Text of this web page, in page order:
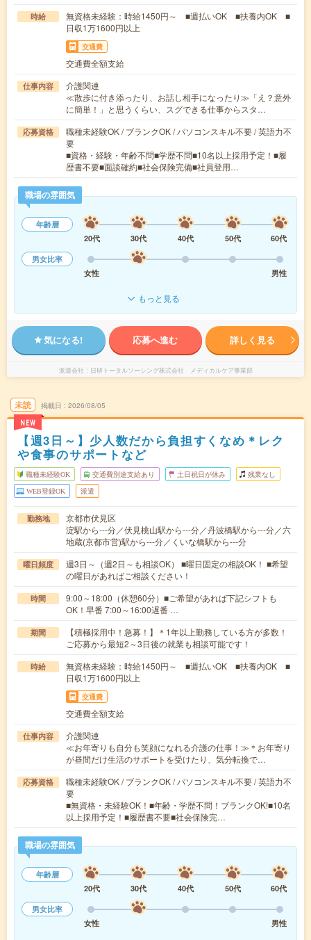
時給
無資格未経験：時給1450円～ ■週払いOK ■扶養内OK ■
日収1万1600円以上
交通費
交通費全額支給
仕事内容
介護関連
≪散歩に付き添ったり、お話し相手になったり≫「え？意外
に簡単！」と思うくらい、スグできる仕事からスタ…
応募資格
職種未経験OK / ブランクOK / パソコンスキル不要 / 英語力不
要
■資格・経験・年齢不問■学歴不問■10名以上採用予定！■履
歴書不要■面談確約■社会保険完備■社員登用…
職場の雰囲気
年齢層
20代
30代 40代 50代
60代
男女比率
女性
男性
もっと見る
気になる! 応募へ進む 詳しく見る
派遣会社 日研トータルソーシング株式会社 メディカルケア事業部
未読
NEW
掲載日 2026/08/05
【週3日～】少人数だから負担すくなめ＊レク
や食事のサポートなど
職種未経験OK 交通費別途支給あり 土日祝日が休み 残業なし
WEB登録OK 派遣
勤務地
京都市伏見区
淀駅から---分／伏見桃山駅から---分／丹波橋駅から---分／六
地蔵(京都市営)駅から---分／くいな橋駅から---分
曜日頻度
週3日～（週2日～も相談OK） ■曜日固定の相談OK！ ■希望
の曜日があればご相談ください！
時間
9:00～18:00（休憩60分）■ご希望があれば下記シフトも
OK！早番 7:00～16:00遅番 …
期間
【積極採用中！急募！】＊1年以上勤務している方が多数！
ご応募から最短2～3日後の就業も相談可能です！
時給
無資格未経験：時給1450円～ ■週払いOK ■扶養内OK ■
日収1万1600円以上
交通費
交通費全額支給
仕事内容
介護関連
≪お年寄りも自分も笑顔になれる介護の仕事！≫＊お年寄り
が昼間だけ生活のサポートを受けたり、気分転換で…
応募資格
職種未経験OK / ブランクOK / パソコンスキル不要 / 英語力不
要
■無資格・未経験OK！■年齢・学歴不問！ブランクOK!■10名
以上採用予定！■履歴書不要■社会保険完…
職場の雰囲気
年齢層
20代
30代 40代 50代
60代
男女比率
女性
男性